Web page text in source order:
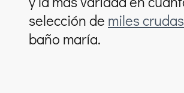
selección de miles crudas
baño maría.